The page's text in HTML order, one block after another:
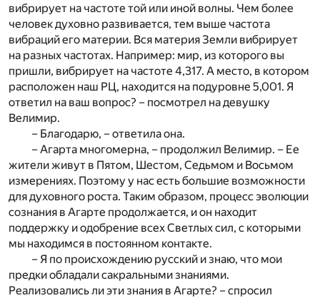
вибрирует на частоте той или иной волны. Чем более
человек духовно развивается, тем выше частота
вибраций его материи. Вся материя Земли вибрирует
на разных частотах. Например: мир, из которого вы
пришли, вибрирует на частоте 4,317. А место, в котором
расположен наш РЦ, находится на подуровне 5,001. Я
ответил на ваш вопрос? – посмотрел на девушку
Велимир.
– Благодарю, – ответила она.
– Агарта многомерна, – продолжил Велимир. – Ее
жители живут в Пятом, Шестом, Седьмом и Восьмом
измерениях. Поэтому у нас есть большие возможности
для духовного роста. Таким образом, процесс эволюции
сознания в Агарте продолжается, и он находит
поддержку и одобрение всех Светлых сил, с которыми
мы находимся в постоянном контакте.
– Я по происхождению русский и знаю, что мои
предки обладали сакральными знаниями.
Реализовались ли эти знания в Агарте? – спросил